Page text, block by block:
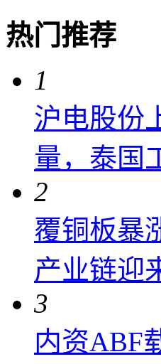
热门推荐
1
沪电股份
量，泰国
2
覆铜板暴
产业链迎
3
内资ABF